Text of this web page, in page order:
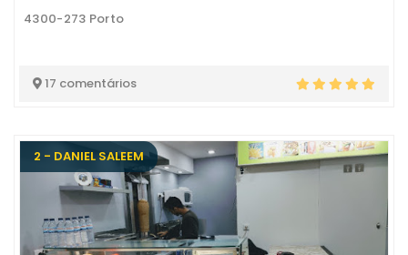
4300-273 Porto
17 comentários
2 - DANIEL SALEEM